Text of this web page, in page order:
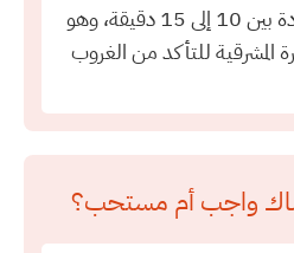
الفرق يتراوح عادة بين 10 إلى 15 دقيقة، وهو
المشرقية للتأكد من الغروب
واجب أم مستحب؟